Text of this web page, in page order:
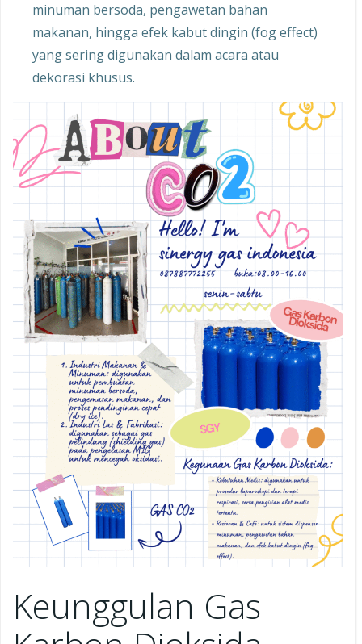
minuman bersoda, pengawetan bahan
makanan, hingga efek kabut dingin (fog effect)
yang sering digunakan dalam acara atau
dekorasi khusus.
Keunggulan Gas